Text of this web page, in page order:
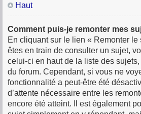
Haut
Comment puis-je remonter mes
En cliquant sur le lien « Remonter
êtes en train de consulter un sujet,
celui-ci en haut de la liste des
du forum. Cependant, si vous ne
fonctionnalité a peut-être été
d’attente nécessaire entre les
encore été atteint. Il est également